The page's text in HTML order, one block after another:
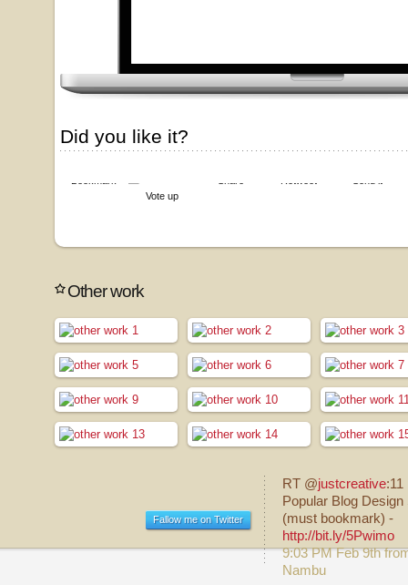
Did you like it?
Vote up
Other work
Fallow me on Twitter
RT @justcreative:11
Popular Blog Design
(must bookmark) -
http://bit.ly/5Pwimo
9:03 PM Feb 9th
Nambu